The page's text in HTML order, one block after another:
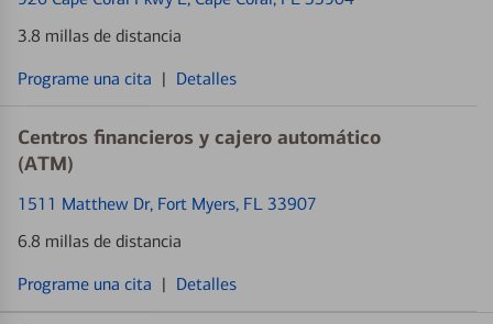
3.8 millas de distancia
Programe una cita | Detalles
Centros financieros y cajero automático
(ATM)
1511 Matthew Dr, Fort Myers, FL 33907
6.8 millas de distancia
Programe una cita | Detalles